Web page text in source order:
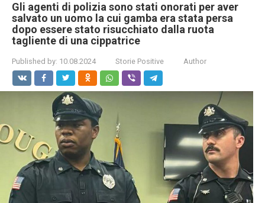
Gli agenti di polizia sono stati onorati per aver
salvato un uomo la cui gamba era stata persa
dopo essere stato risucchiato dalla ruota
tagliente di una cippatrice
Published by: 10.08.2024 Storie Positive Author